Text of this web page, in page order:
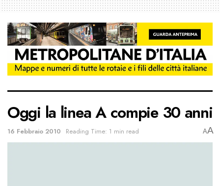
Oggi la linea A compie 30 anni
16 Febbraio 2010 Reading Time: 1 min read AA